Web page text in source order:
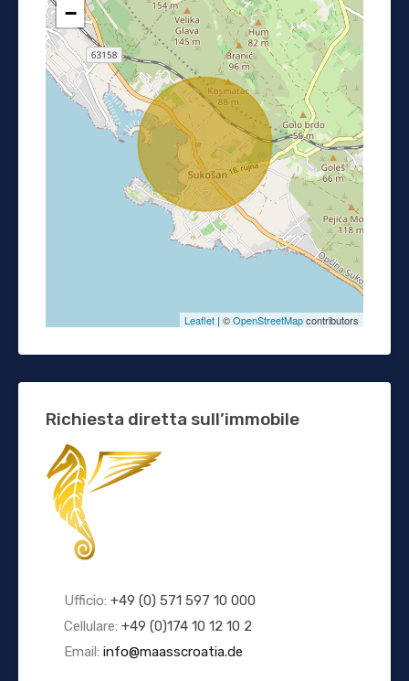
−
Leaflet | ©OpenStreetMapcontributors
Richiesta diretta sull’immobile
Ufficio: +49 (0) 571 597 10 000
Cellulare: +49 (0)174 10 12 10 2
Email: info@maasscroatia.de